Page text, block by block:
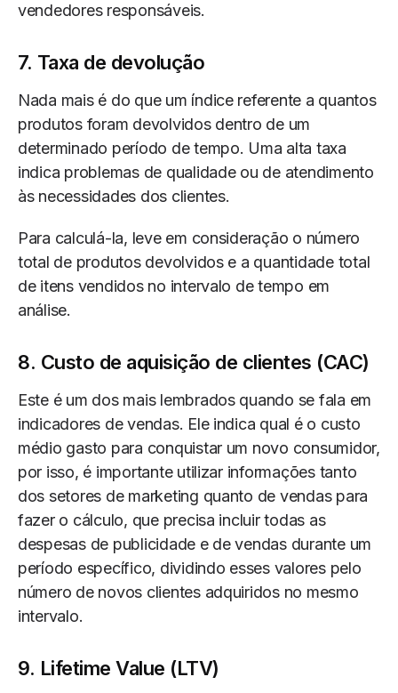
vendedores responsáveis.
7. Taxa de devolução
Nada mais é do que um índice referente a quantos
produtos foram devolvidos dentro de um
determinado período de tempo. Uma alta taxa
indica problemas de qualidade ou de atendimento
às necessidades dos clientes.
Para calculá-la, leve em consideração o número
total de produtos devolvidos e a quantidade total
de itens vendidos no intervalo de tempo em
análise.
8. Custo de aquisição de clientes (CAC)
Este é um dos mais lembrados quando se fala em
indicadores de vendas. Ele indica qual é o custo
médio gasto para conquistar um novo consumidor,
por isso, é importante utilizar informações tanto
dos setores de marketing quanto de vendas para
fazer o cálculo, que precisa incluir todas as
despesas de publicidade e de vendas durante um
período específico, dividindo esses valores pelo
número de novos clientes adquiridos no mesmo
intervalo.
9. Lifetime Value (LTV)